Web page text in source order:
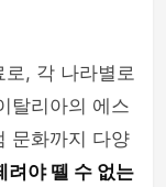
, 각 나라별로
탈리아의 에스
문화까지 다양
려야 뗄 수 없는